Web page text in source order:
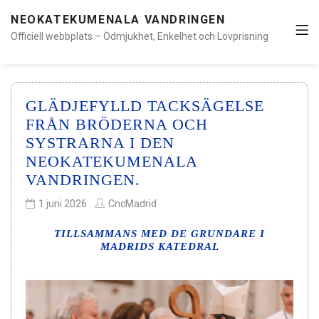
NEOKATEKUMENALA VANDRINGEN
Officiell webbplats – Ödmjukhet, Enkelhet och Lovprisning
GLÄDJEFYLLD TACKSÄGELSE
FRÅN BRÖDERNA OCH
SYSTRARNA I DEN
NEOKATEKUMENALA
VANDRINGEN.
1 juni 2026 CncMadrid
TILLSAMMANS MED DE GRUNDARE I
MADRIDS KATEDRAL